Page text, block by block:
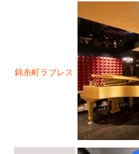
錦糸町ラブレス